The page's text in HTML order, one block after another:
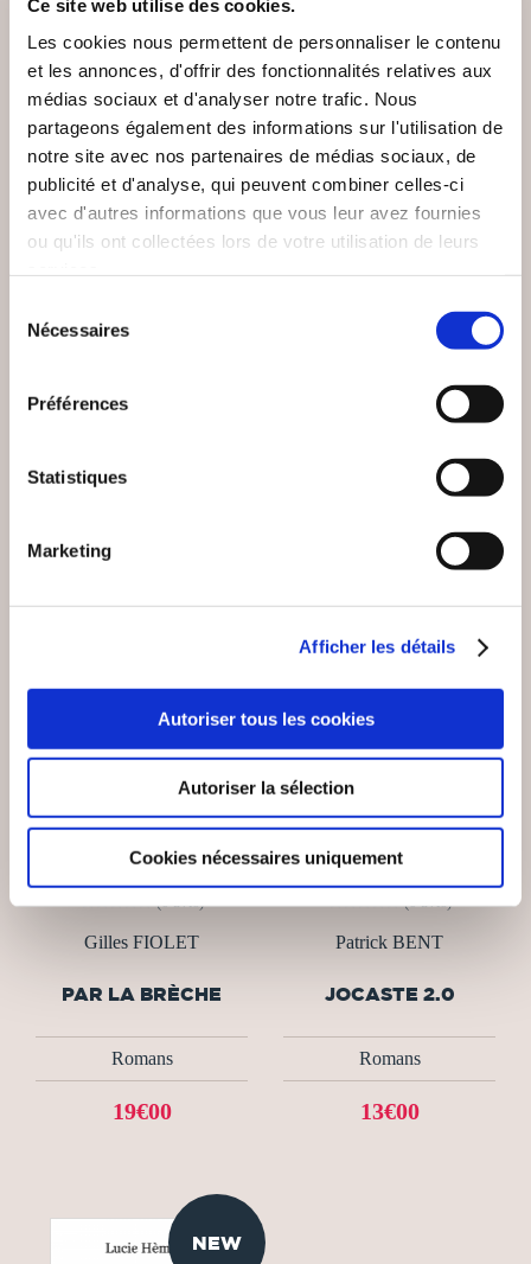
Ce site web utilise des cookies.
Les cookies nous permettent de personnaliser le contenu
et les annonces, d'offrir des fonctionnalités relatives aux
médias sociaux et d'analyser notre trafic. Nous
partageons également des informations sur l'utilisation de
notre site avec nos partenaires de médias sociaux, de
publicité et d'analyse, qui peuvent combiner celles-ci
avec d'autres informations que vous leur avez fournies
ou qu'ils ont collectées lors de votre utilisation de leurs
Nécessaires
Préférences
Statistiques
Marketing
Afficher les détails
Autoriser tous les cookies
Autoriser la sélection
Cookies nécessaires uniquement
18€00
Adrien DECAESTECKER
Gilles FIOLET
PAR LA BRÈCHE
Romans
19€00
NEW
Patrick BENT
JOCASTE 2.0
Romans
13€00
NEW